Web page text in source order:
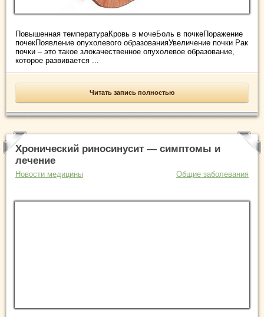
Повышенная температураКровь в мочеБоль в почкеПоражение
почекПоявление опухолевого образованияУвеличение почки Рак
почки – это такое злокачественное опухолевое образование,
которое развивается ...
Читать запись полностью
Хронический риносинусит — симптомы и
лечение
Новости медицины Общие заболевания